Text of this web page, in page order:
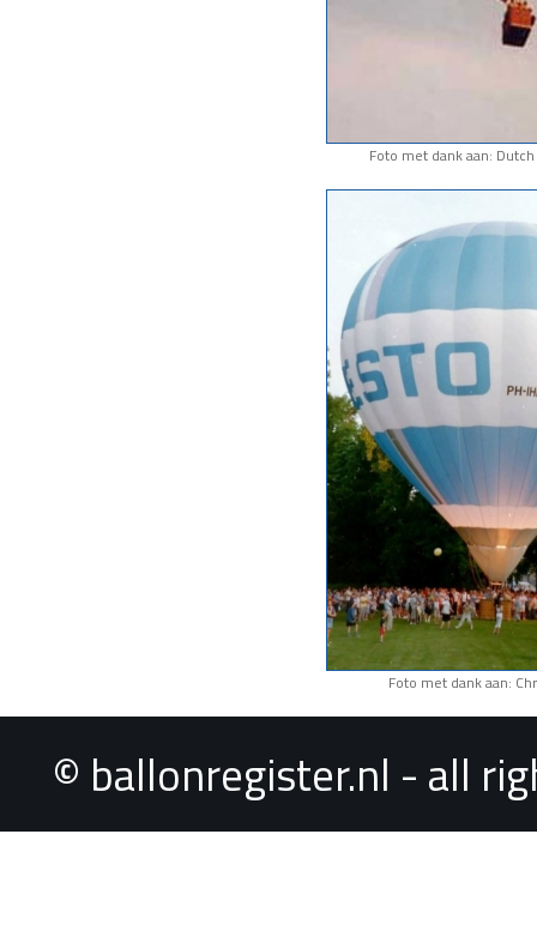
Foto met dank aan:
Foto met dank aan:
© ballonregister.nl - all